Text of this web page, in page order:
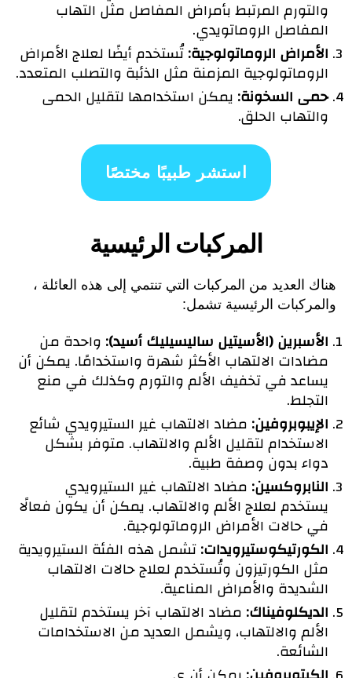
والتورم المرتبط بأمراض المفاصل مثل التهاب
المفاصل الروماتويدي.
الأمراض الروماتولوجية:تُستخدم أيضًا لعلاج الأمراض
الروماتولوجية المزمنة مثل الذئبة والتصلب المتعدد.
حمى السخونة: يمكن استخدامها لتقليل الحمى
والتهاب الحلق.
استشر طبيبًا مختصًا
المركبات الرئيسية
هناك العديد من المركبات التي تنتمي إلى هذه العائلة ،
والمركبات الرئيسية تشمل:
الأسبرين (الأسيتيل ساليسيليك أسيد): واحدة من
مضادات الالتهاب الأكثر شهرة واستخدامًا. يمكن أن
يساعد في تخفيف الألم والتورم وكذلك في منع
التجلط.
الإيبوبروفين: مضاد الالتهاب غير الستيرويدي شائع
الاستخدام لتقليل الألم والالتهاب. متوفر بشكل
دواء بدون وصفة طبية.
النابروكسين: مضاد الالتهاب غير الستيرويدي
يستخدم لعلاج الألم والالتهاب. يمكن أن يكون فعالًا
في حالات الأمراض الروماتولوجية.
الكورتيكوستيرويدات:تشمل هذه الفئة الستيرويدية
مثل الكورتيزون وتُستخدم لعلاج حالات الالتهاب
الشديدة والأمراض المناعية.
الديكلوفيناك: مضاد الالتهاب آخر يستخدم لتقليل
الألم والالتهاب، ويشمل العديد من الاستخدامات
الشائعة.